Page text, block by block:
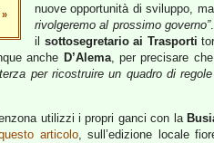
»
nuove opportunità di sviluppo,
rivolgeremo al prossimo governo”
il sottosegretario ai Trasporti
anche D’Alema, per precisare
per ricostruire un quadro di regole
utilizzi i propri ganci con la
articolo, sull’edizione locale